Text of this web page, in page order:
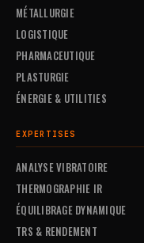
MÉTALLURGIE
LOGISTIQUE
PHARMACEUTIQUE
PLASTURGIE
ÉNERGIE & UTILITIES
EXPERTISES
ANALYSE VIBRATOIRE
THERMOGRAPHIE IR
ÉQUILIBRAGE DYNAMIQUE
TRS & RENDEMENT